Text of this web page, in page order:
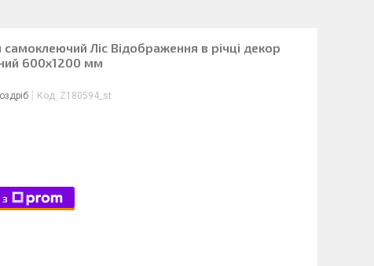
самоклеючий Ліс Відображення в річці декор
600х1200 мм
Код: Z180594_st